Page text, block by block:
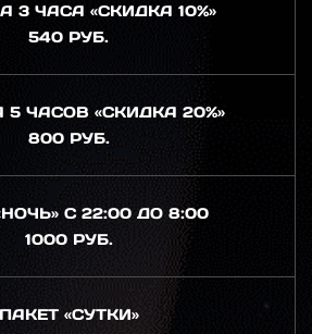
3 ЧАСА «СКИДКА 10%»
540 РУБ.
5 ЧАСОВ «СКИДКА 20%»
800 РУБ.
С 22:00 ДО 8:00
1000 РУБ.
ПАКЕТ «СУТКИ»